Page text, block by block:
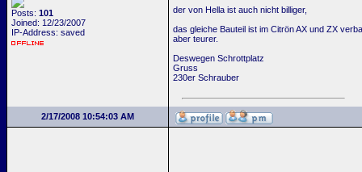
Posts: 101
Joined: 12/23/2007
IP-Address: saved
der von Hella ist auch nicht billiger,
das gleiche Bauteil ist im Citrön AX und ZX
aber teurer.
Deswegen Schrottplatz
Gruss
230er Schrauber
2/17/2008 10:54:03 AM